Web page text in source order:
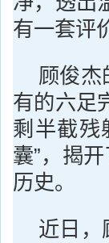
有一套评
顾俊杰
有的六足
剩半截残
囊”，揭
历史。
近日，